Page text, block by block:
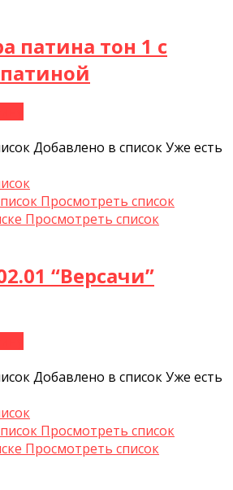
патина тон 1 с
Добавлено в списокУже есть
Просмотреть список
Просмотреть список
“Версачи”
Добавлено в списокУже есть
Просмотреть список
Просмотреть список